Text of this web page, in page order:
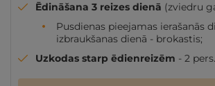
Ēdināšana 3 reizes dienā (zviedru
Pusdienas pieejamas ierašanās
izbraukšanas dienā - brokastis;
Uzkodas starp ēdienreizēm - 2